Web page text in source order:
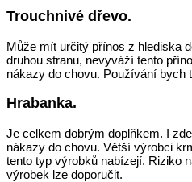
Trouchnivé dřevo.
Může mít určitý přínos z hlediska
druhou stranu, nevyváží tento
nákazy do chovu. Používání bych
Hrabanka.
Je celkem dobrým doplňkem. I
nákazy do chovu. Větší výrobci
tento typ výrobků nabízejí. Riziko
výrobek lze doporučit.